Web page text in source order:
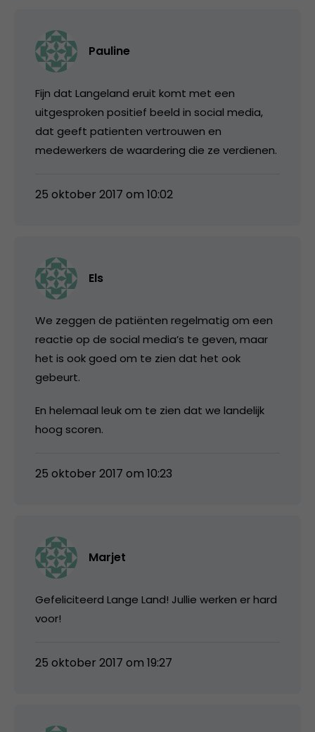
Pauline
Fijn dat Langeland eruit komt met een
uitgesproken positief beeld in social media,
dat geeft patienten vertrouwen en
medewerkers de waardering die ze verdienen.
25 oktober 2017 om 10:02
Els
We zeggen de patiënten regelmatig om een
reactie op de social media’s te geven, maar
het is ook goed om te zien dat het ook
gebeurt.
En helemaal leuk om te zien dat we landelijk
hoog scoren.
25 oktober 2017 om 10:23
Marjet
Gefeliciteerd Lange Land! Jullie werken er hard
voor!
25 oktober 2017 om 19:27